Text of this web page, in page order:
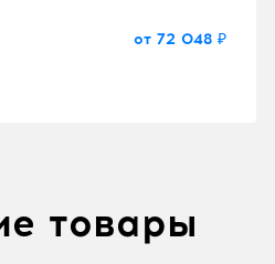
от 72 048 ₽
товары